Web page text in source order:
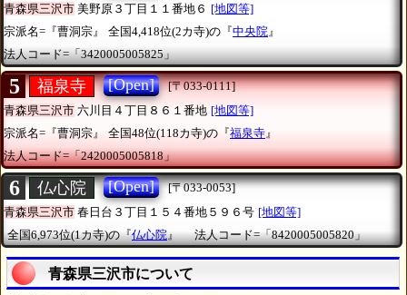
青森県三沢市 美野原３丁目１１番地６ [地図等]
宗派名=『曹洞宗』
全国4,418位(2カ寺)の『中央院 』
法人コード=「3420005005825」
5 福泉寺 [Open]
[〒033-0111]
青森県三沢市 六川目４丁目８６１番地 [地図等]
宗派名=『曹洞宗』
全国48位(118カ寺)の『福泉寺』
法人コード=「2420005005818」
6 仏心院 [Open]
[〒033-0053]
青森県三沢市 春日台３丁目１５４番地５９６号 [地図等]
全国6,973位(1カ寺)の『仏心院』 法人コード=「8420005005820」
青森県三沢市について